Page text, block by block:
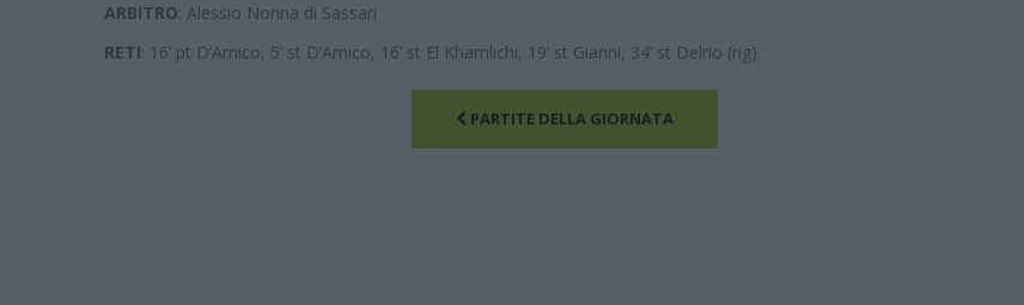
ARBITRO: Alessio Nonna di Sassari
RETI: 16’ pt D’Amico, 5’ st D’Amico, 16’ st El Khamlichi, 19’ st Gianni, 34’ st Delrio (rig).
PARTITE DELLA GIORNATA